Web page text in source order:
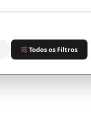
Todos os Filtros